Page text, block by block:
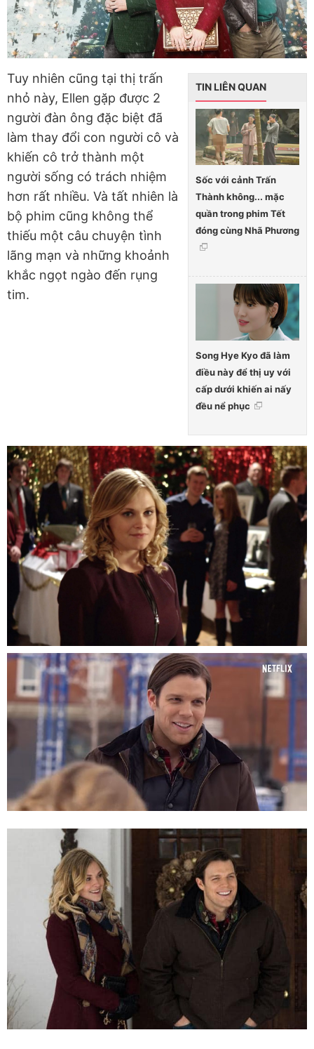
TIN LIÊN QUAN
Sốc với cảnh Trấn
Thành không... mặc
quần trong phim Tết
đóng cùng Nhã Phương
Song Hye Kyo đã làm
điều này để thị uy với
cấp dưới khiến ai nấy
đều nể phục
Tuy nhiên cũng tại thị trấn
nhỏ này, Ellen gặp được 2
người đàn ông đặc biệt đã
làm thay đổi con người cô và
khiến cô trở thành một
người sống có trách nhiệm
hơn rất nhiều. Và tất nhiên là
bộ phim cũng không thể
thiếu một câu chuyện tình
lãng mạn và những khoảnh
khắc ngọt ngào đến rụng
tim.